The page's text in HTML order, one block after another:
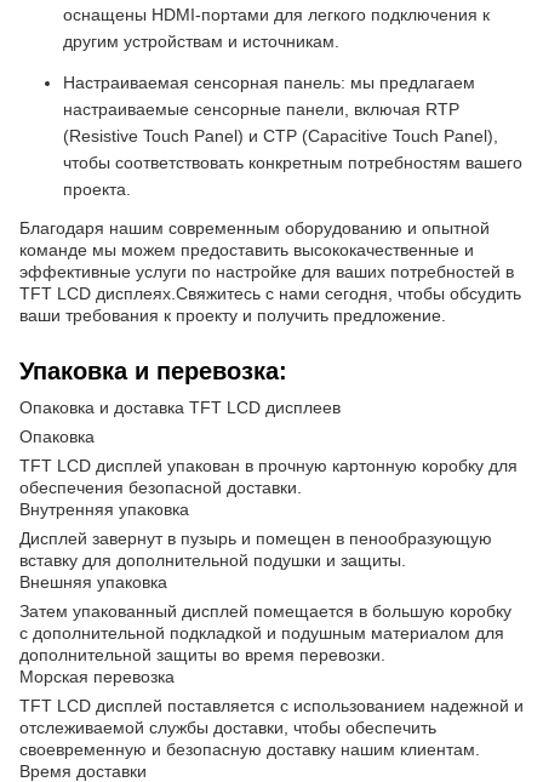
оснащены HDMI-портами для легкого подключения к
другим устройствам и источникам.
Настраиваемая сенсорная панель: мы предлагаем
настраиваемые сенсорные панели, включая RTP
(Resistive Touch Panel) и CTP (Capacitive Touch Panel),
чтобы соответствовать конкретным потребностям вашего
проекта.
Благодаря нашим современным оборудованию и опытной
команде мы можем предоставить высококачественные и
эффективные услуги по настройке для ваших потребностей в
TFT LCD дисплеях.Свяжитесь с нами сегодня, чтобы обсудить
ваши требования к проекту и получить предложение.
Упаковка и перевозка:
Опаковка и доставка TFT LCD дисплеев
Опаковка
TFT LCD дисплей упакован в прочную картонную коробку для
обеспечения безопасной доставки.
Внутренняя упаковка
Дисплей завернут в пузырь и помещен в пенообразующую
вставку для дополнительной подушки и защиты.
Внешняя упаковка
Затем упакованный дисплей помещается в большую коробку
с дополнительной подкладкой и подушным материалом для
дополнительной защиты во время перевозки.
Морская перевозка
TFT LCD дисплей поставляется с использованием надежной и
отслеживаемой службы доставки, чтобы обеспечить
своевременную и безопасную доставку нашим клиентам.
Время доставки